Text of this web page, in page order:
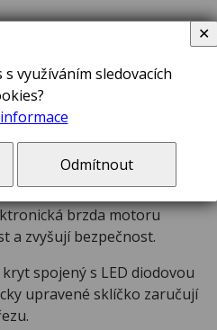
obsluhy.
nářadí s ocelovou
podmínkám na
brzda motoru
a zvyšují bezpečnost.
spojený s LED diodovou
upravené sklíčko zaručují
využíváním sledovacích
Odmítnout
✕